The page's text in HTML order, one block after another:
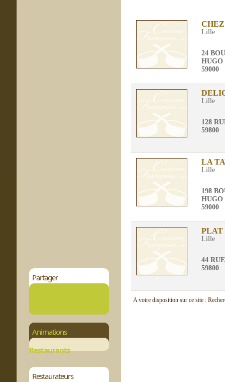
Partager
Animations
Restaurants
Restaurateurs
Lille
24
HUGO
59000
Lille
128
59800
LA
Lille
198
HUGO
59000
PLAT
Lille
44
59800
A votre disposition sur ce site :